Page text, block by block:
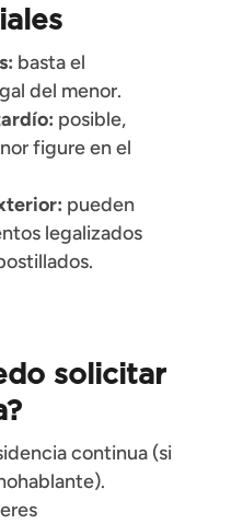
basta el
del menor.
posible,
figure en el
pueden
legalizados
solicitar
continua (si